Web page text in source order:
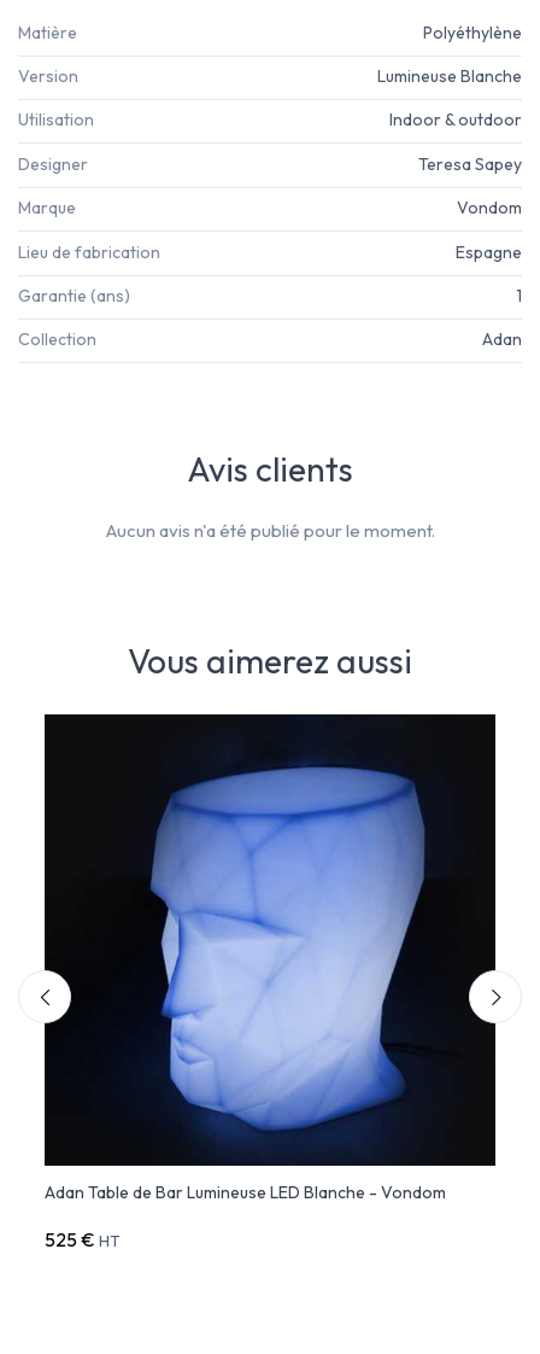
Matière Polyéthylène
Version Lumineuse Blanche
Utilisation Indoor & outdoor
Designer Teresa Sapey
Marque Vondom
Lieu de fabrication Espagne
Garantie (ans) 1
Collection Adan
Vous aimerez aussi
Adan Table de Bar Lumineuse LED Blanche - Vondom
525 € HT
Avis clients
Aucun avis n'a été publié pour le moment.